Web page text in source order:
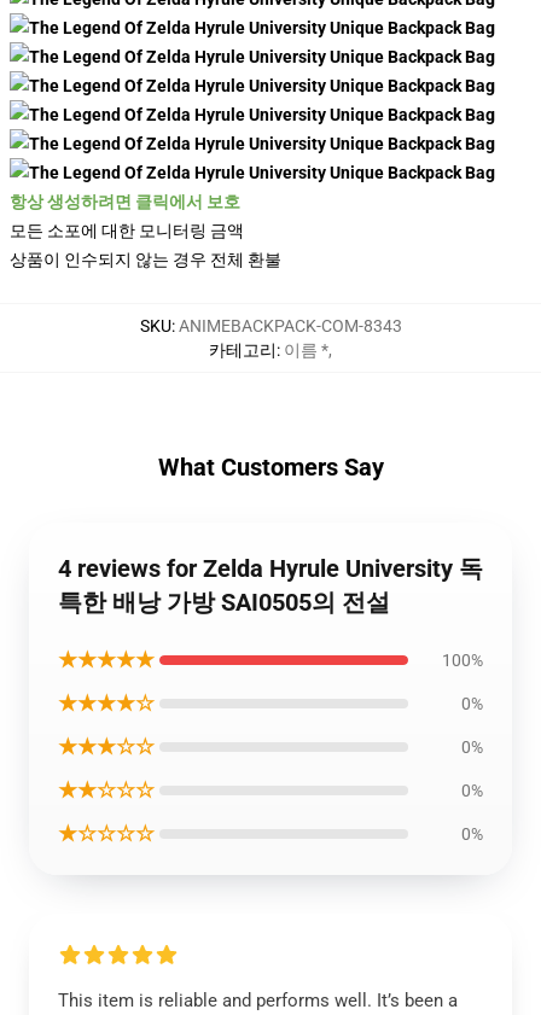
항상 생성하려면 클릭에서 보호
모든 소포에 대한 모니터링 금액
상품이 인수되지 않는 경우 전체 환불
SKU:ANIMEBACKPACK-COM-8343
카테고리: 이름 *,
What Customers Say
4 reviews for Zelda Hyrule University 독
특한 배낭 가방 SAI0505의 전설
★★★★★ 100%
★★★★☆ 0%
★★★☆☆ 0%
★★☆☆☆ 0%
★☆☆☆☆ 0%
This item is reliable and performs well. It’s been a